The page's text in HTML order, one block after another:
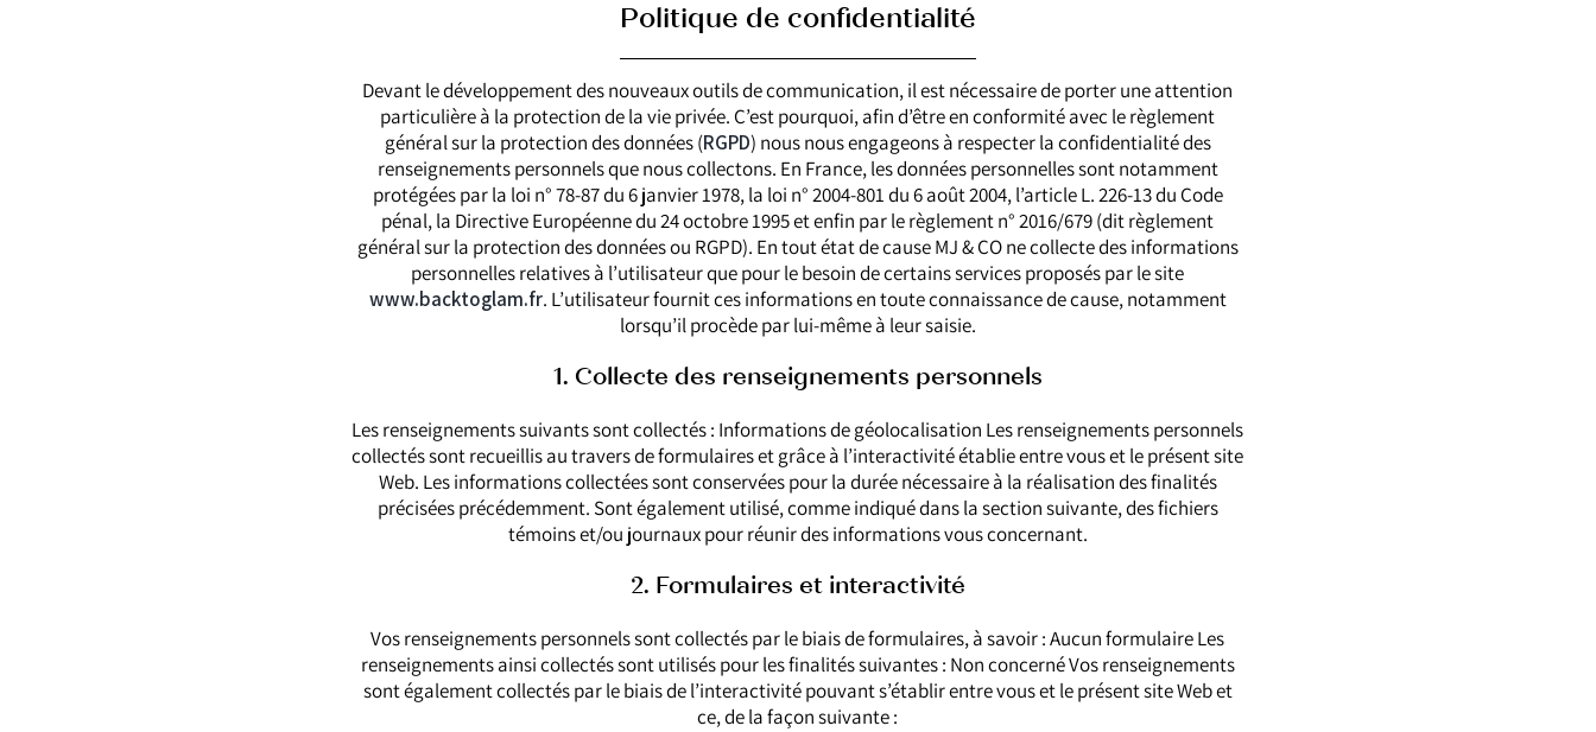
Politique de confidentialité
Devant le développement des nouveaux outils de communication, il est nécessaire de porter une attention
particulière à la protection de la vie privée. C’est pourquoi, afin d’être en conformité avec le règlement
général sur la protection des données (RGPD) nous nous engageons à respecter la confidentialité des
renseignements personnels que nous collectons. En France, les données personnelles sont notamment
protégées par la loi n° 78-87 du 6 janvier 1978, la loi n° 2004-801 du 6 août 2004, l’article L. 226-13 du Code
pénal, la Directive Européenne du 24 octobre 1995 et enfin par le règlement n° 2016/679 (dit règlement
général sur la protection des données ou RGPD). En tout état de cause MJ & CO ne collecte des informations
personnelles relatives à l’utilisateur que pour le besoin de certains services proposés par le site
www.backtoglam.fr. L’utilisateur fournit ces informations en toute connaissance de cause, notamment
lorsqu’il procède par lui-même à leur saisie.
1. Collecte des renseignements personnels
Les renseignements suivants sont collectés : Informations de géolocalisation Les renseignements personnels
collectés sont recueillis au travers de formulaires et grâce à l’interactivité établie entre vous et le présent site
Web. Les informations collectées sont conservées pour la durée nécessaire à la réalisation des finalités
précisées précédemment. Sont également utilisé, comme indiqué dans la section suivante, des fichiers
témoins et/ou journaux pour réunir des informations vous concernant.
2. Formulaires et interactivité
Vos renseignements personnels sont collectés par le biais de formulaires, à savoir : Aucun formulaire Les
renseignements ainsi collectés sont utilisés pour les finalités suivantes : Non concerné Vos renseignements
sont également collectés par le biais de l’interactivité pouvant s’établir entre vous et le présent site Web et
ce, de la façon suivante :